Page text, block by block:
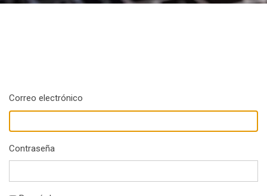
Correo electrónico
Contraseña